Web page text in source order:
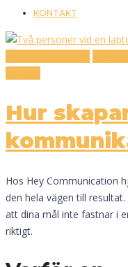
KONTAKT
Hur
Hos Hey Communication
den hela vägen till
att dina mål inte fastnar i
riktigt.